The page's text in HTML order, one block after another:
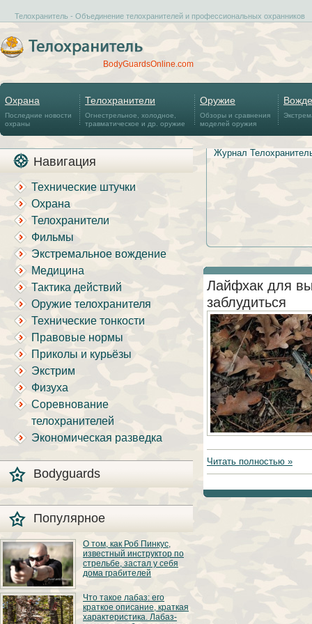
Телохранитель - Объединение телохранителей и профессиональных охранников
BodyGuardsOnline.com
Охрана
Последние новости
охраны
Телохранители
Огнестрельное, холодное,
травматическое и др. оружие
Оружие
Обзоры и сравнения
моделей оружия
Навигация
Технические штучки
Охрана
Телохранители
Фильмы
Экстремальное вождение
Медицина
Тактика действий
Оружие телохранителя
Технические тонкости
Правовые нормы
Приколы и курьёзы
Экстрим
Физуха
Соревнование
телохранителей
Экономическая разведка
Bodyguards
Популярное
О том, как Роб Пинкус,
известный инструктор по
стрельбе, застал у себя
дома грабителей
Вот вы всё говорите:
«В США круто, там
можно любого
постороннего в своём
Что такое лабаз: его
краткое описание, краткая
характеристика. Лабаз-
Журнал
Лайфхак для
заблудиться
Читать полностью »